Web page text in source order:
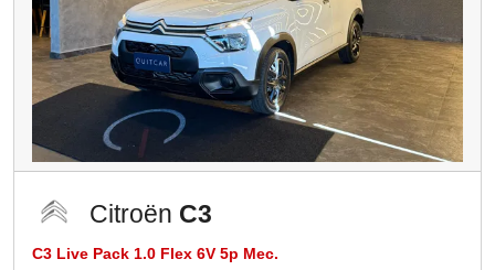
Citroën C3
C3 Live Pack 1.0 Flex 6V 5p Mec.